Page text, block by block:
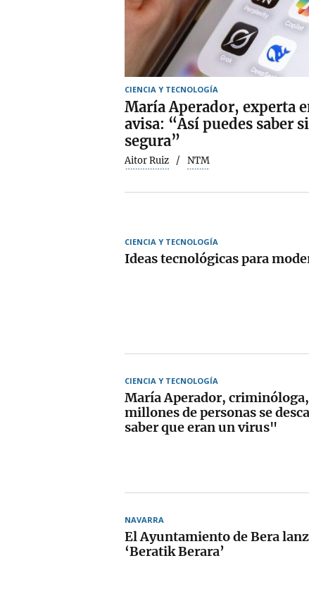
CIENCIA Y TECNOLOGÍA
María Aperador, experta
avisa: “Así puedes saber
segura”
Aitor Ruiz NTM
CIENCIA Y TECNOLOGÍA
Ideas tecnológicas para
CIENCIA Y TECNOLOGÍA
María Aperador,
millones de personas se
saber que eran un virus"
NAVARRA
El Ayuntamiento de Bera
‘Beratik Berara’